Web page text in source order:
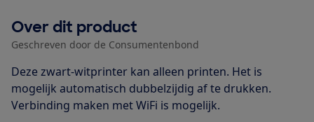
Over dit product
Geschreven door de Consumentenbond
Deze zwart-witprinter kan alleen printen. Het is
mogelijk automatisch dubbelzijdig af te drukken.
Verbinding maken met WiFi is mogelijk.